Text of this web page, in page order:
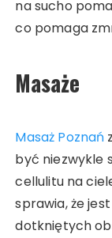
na sucho
co pomaga
Masaże
Masaż Poznań
być niezwykle
cellulitu na
sprawia, że
dotkniętych